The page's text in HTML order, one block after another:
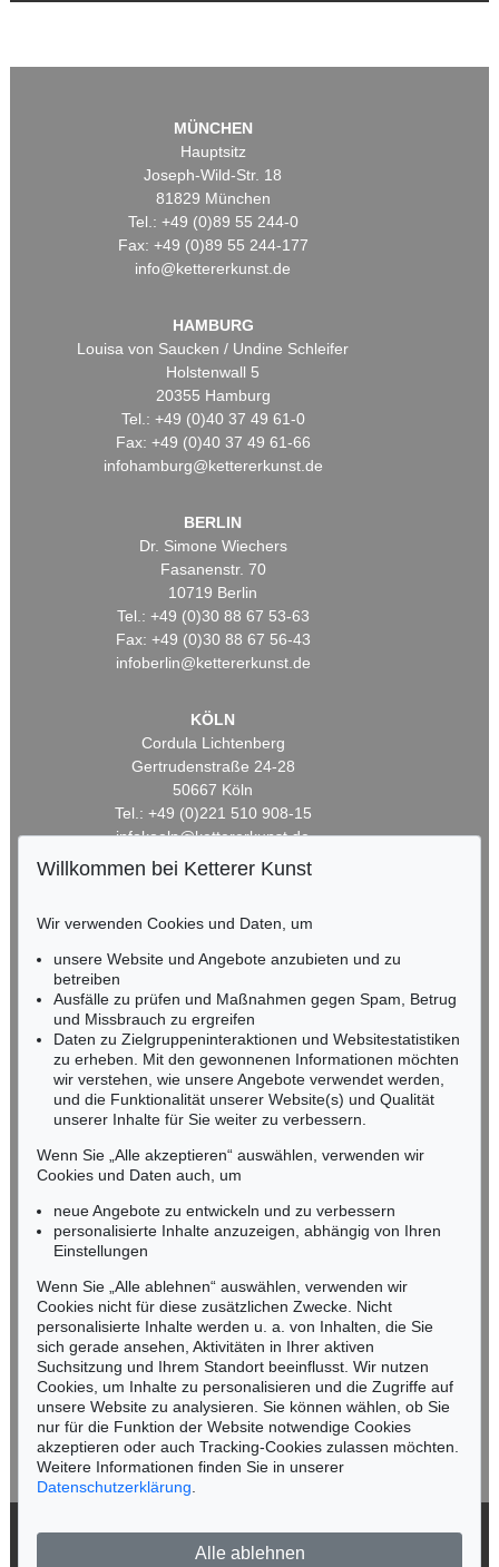
MÜNCHEN
Hauptsitz
Joseph-Wild-Str. 18
81829 München
Tel.: +49 (0)89 55 244-0
Fax: +49 (0)89 55 244-177
info@kettererkunst.de
HAMBURG
Louisa von Saucken / Undine Schleifer
Holstenwall 5
20355 Hamburg
Tel.: +49 (0)40 37 49 61-0
Fax: +49 (0)40 37 49 61-66
infohamburg@kettererkunst.de
BERLIN
Dr. Simone Wiechers
Fasanenstr. 70
10719 Berlin
Tel.: +49 (0)30 88 67 53-63
Fax: +49 (0)30 88 67 56-43
infoberlin@kettererkunst.de
KÖLN
Cordula Lichtenberg
Gertrudenstraße 24-28
50667 Köln
Tel.: +49 (0)221 510 908-15
infokoeln@kettererkunst.de
HESSEN
Miriam Heß
Tel.: +49 (0)62 21 58 80-038
Fax: +49 (0)62 21 58 80-595
infoheidelberg@kettererkunst.de
NORDDEUTSCHLAND
Nico Kassel, M.A.
Mobil: +49 (0)171 8618661
n.kassel@kettererkunst.de
Keine Auktion mehr verpassen!
Wir informieren Sie rechtzeitig.
Jetzt zum Newsletter anmelden >
Willkommen bei Ketterer Kunst
Wir verwenden Cookies und Daten, um
unsere Website und Angebote anzubieten und zu
betreiben
Ausfälle zu prüfen und Maßnahmen gegen Spam, Betrug
und Missbrauch zu ergreifen
Daten zu Zielgruppeninteraktionen und Websitestatistiken
zu erheben. Mit den gewonnenen Informationen möchten
wir verstehen, wie unsere Angebote verwendet werden,
und die Funktionalität unserer Website(s) und Qualität
unserer Inhalte für Sie weiter zu verbessern.
Wenn Sie „Alle akzeptieren“ auswählen, verwenden wir
Cookies und Daten auch, um
neue Angebote zu entwickeln und zu verbessern
personalisierte Inhalte anzuzeigen, abhängig von Ihren
Einstellungen
Wenn Sie „Alle ablehnen“ auswählen, verwenden wir
Cookies nicht für diese zusätzlichen Zwecke. Nicht
personalisierte Inhalte werden u. a. von Inhalten, die Sie
sich gerade ansehen, Aktivitäten in Ihrer aktiven
Suchsitzung und Ihrem Standort beeinflusst. Wir nutzen
Cookies, um Inhalte zu personalisieren und die Zugriffe auf
unsere Website zu analysieren. Sie können wählen, ob Sie
nur für die Funktion der Website notwendige Cookies
akzeptieren oder auch Tracking-Cookies zulassen möchten.
Weitere Informationen finden Sie in unserer
Datenschutzerklärung
Alle ablehnen